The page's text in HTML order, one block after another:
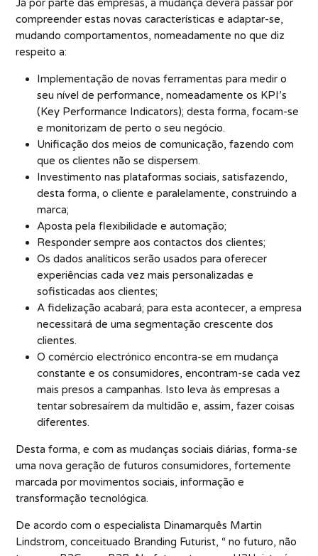
Já por parte das empresas, a mudança deverá passar por
compreender estas novas características e adaptar-se,
mudando comportamentos, nomeadamente no que diz
respeito a:
Implementação de novas ferramentas para medir o
seu nível de performance, nomeadamente os KPI’s
(Key Performance Indicators); desta forma, focam-se
e monitorizam de perto o seu negócio.
Unificação dos meios de comunicação, fazendo com
que os clientes não se dispersem.
Investimento nas plataformas sociais, satisfazendo,
desta forma, o cliente e paralelamente, construindo a
marca;
Aposta pela flexibilidade e automação;
Responder sempre aos contactos dos clientes;
Os dados analíticos serão usados para oferecer
experiências cada vez mais personalizadas e
sofisticadas aos clientes;
A fidelização acabará; para esta acontecer, a empresa
necessitará de uma segmentação crescente dos
clientes.
O comércio electrónico encontra-se em mudança
constante e os consumidores, encontram-se cada vez
mais presos a campanhas. Isto leva às empresas a
tentar sobresaírem da multidão e, assim, fazer coisas
diferentes.
Desta forma, e com as mudanças sociais diárias, forma-se
uma nova geração de futuros consumidores, fortemente
marcada por movimentos sociais, informação e
transformação tecnológica.
De acordo com o especialista Dinamarquês Martin
Lindstrom, conceituado Branding Futurist, “ no futuro, não